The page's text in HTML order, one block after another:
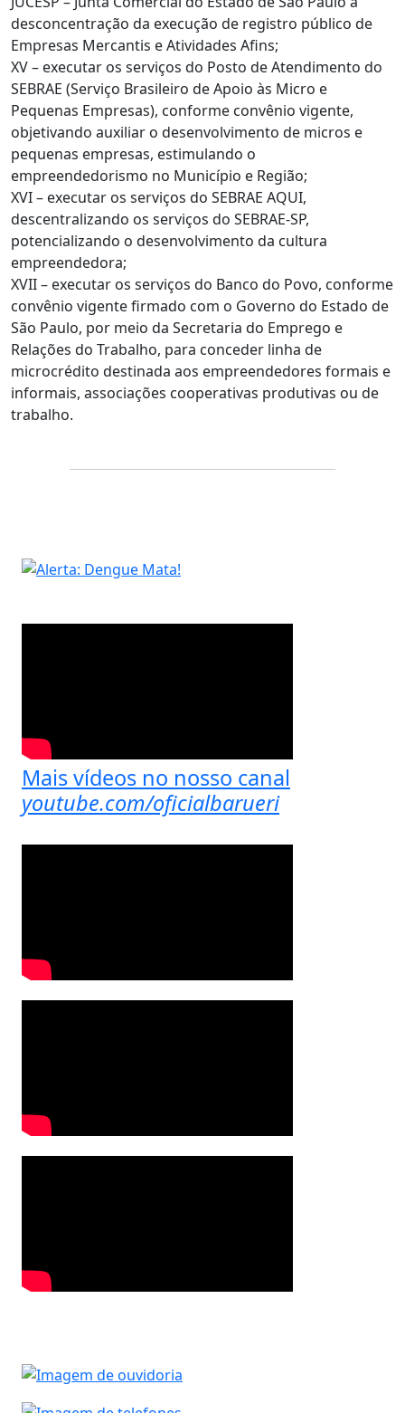
desconcentração da execução de registro público de
Empresas Mercantis e Atividades Afins;
XV – executar os serviços do Posto de Atendimento do
SEBRAE (Serviço Brasileiro de Apoio às Micro e
Pequenas Empresas), conforme convênio vigente,
objetivando auxiliar o desenvolvimento de micros e
pequenas empresas, estimulando o
empreendedorismo no Município e Região;
XVI – executar os serviços do SEBRAE AQUI,
descentralizando os serviços do SEBRAE-SP,
potencializando o desenvolvimento da cultura
empreendedora;
XVII – executar os serviços do Banco do Povo, conforme
convênio vigente firmado com o Governo do Estado de
São Paulo, por meio da Secretaria do Emprego e
Relações do Trabalho, para conceder linha de
microcrédito destinada aos empreendedores formais e
informais, associações cooperativas produtivas ou de
trabalho.
Mais vídeos no nosso canal
youtube.com/oficialbarueri